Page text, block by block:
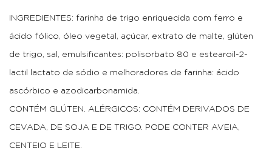
INGREDIENTES: farinha de trigo enriquecida com ferro e
ácido fólico, óleo vegetal, açúcar, extrato de malte, glúten
de trigo, sal, emulsificantes: polisorbato 80 e estearoil-2-
lactil lactato de sódio e melhoradores de farinha: ácido
ascórbico e azodicarbonamida.
CONTÉM GLÚTEN. ALÉRGICOS: CONTÉM DERIVADOS DE
CEVADA, DE SOJA E DE TRIGO. PODE CONTER AVEIA,
CENTEIO E LEITE.